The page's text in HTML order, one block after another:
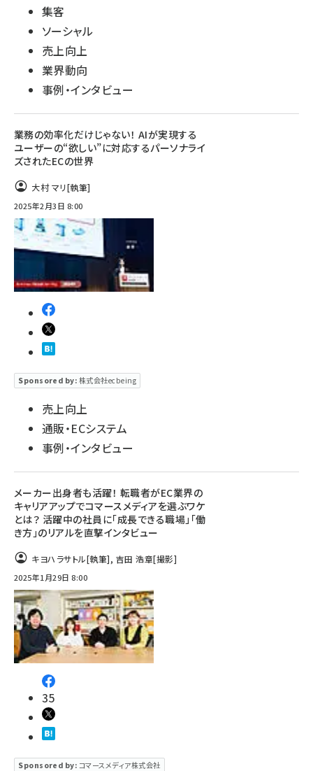
集客
ソーシャル
売上向上
業界動向
事例・インタビュー
業務の効率化だけじゃない！ AIが実現する
ユーザーの“欲しい”に対応するパーソナライ
ズされたECの世界
大村 マリ[執筆]
2025年2月3日 8:00
Sponsored by: 株式会社ecbeing
売上向上
通販・ECシステム
事例・インタビュー
メーカー出身者も活躍！ 転職者がEC業界の
キャリアアップでコマースメディアを選ぶワケ
とは？ 活躍中の社員に「成長できる職場」「働
き方」のリアルを直撃インタビュー
キヨハラサトル[執筆], 吉田 浩章[撮影]
2025年1月29日 8:00
35
Sponsored by: コマースメディア株式会社